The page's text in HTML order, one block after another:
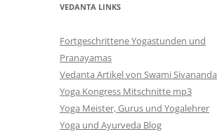
VEDANTA LINKS
Fortgeschrittene Yogastunden und
Pranayamas
Vedanta Artikel von Swami Sivananda
Yoga Kongress Mitschnitte mp3
Yoga Meister, Gurus und Yogalehrer
Yoga und Ayurveda Blog